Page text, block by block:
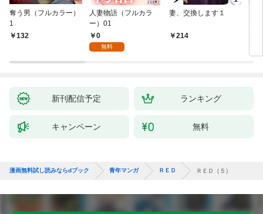
奪う男（フルカラー）
1
132
人妻物語（フルカラ
ー）01
0
無料
妻、交換します１
214
な
新刊配信予定 ランキング
キャンペーン 無料
漫画無料試し読みならdブック 青年マンガ ＲＥＤ ＲＥＤ（５）